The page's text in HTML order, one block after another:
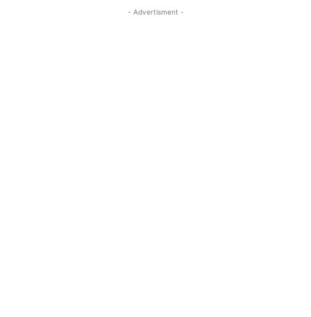
- Advertisment -